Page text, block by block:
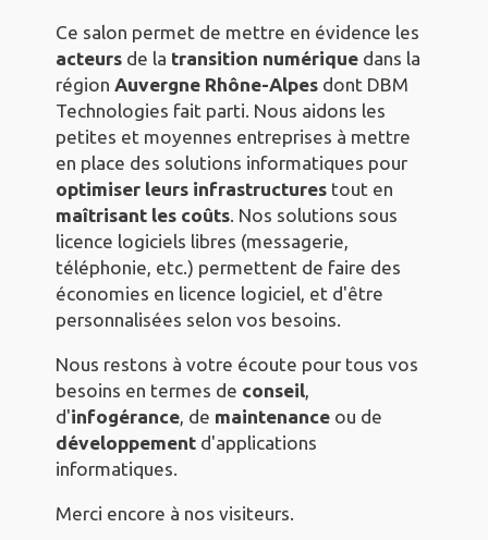
Ce salon permet de mettre en évidence les
acteurs de la transition numérique dans la
région Auvergne Rhône-Alpes dont DBM
Technologies fait parti. Nous aidons les
petites et moyennes entreprises à mettre
en place des solutions informatiques pour
optimiser leurs infrastructures tout en
maîtrisant les coûts. Nos solutions sous
licence logiciels libres (messagerie,
téléphonie, etc.) permettent de faire des
économies en licence logiciel, et d'être
personnalisées selon vos besoins.
Nous restons à votre écoute pour tous vos
besoins en termes de conseil,
d'infogérance, de maintenance ou de
développement d'applications
informatiques.
Merci encore à nos visiteurs.